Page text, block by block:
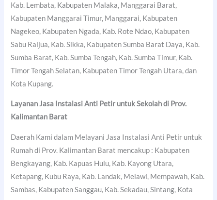
Kab. Lembata, Kabupaten Malaka, Manggarai Barat,
Kabupaten Manggarai Timur, Manggarai, Kabupaten
Nagekeo, Kabupaten Ngada, Kab. Rote Ndao, Kabupaten
Sabu Raijua, Kab. Sikka, Kabupaten Sumba Barat Daya, Kab.
Sumba Barat, Kab. Sumba Tengah, Kab. Sumba Timur, Kab.
Timor Tengah Selatan, Kabupaten Timor Tengah Utara, dan
Kota Kupang.
Layanan Jasa Instalasi Anti Petir untuk Sekolah di Prov.
Kalimantan Barat
Daerah Kami dalam Melayani Jasa Instalasi Anti Petir untuk
Rumah di Prov. Kalimantan Barat mencakup : Kabupaten
Bengkayang, Kab. Kapuas Hulu, Kab. Kayong Utara,
Ketapang, Kubu Raya, Kab. Landak, Melawi, Mempawah, Kab.
Sambas, Kabupaten Sanggau, Kab. Sekadau, Sintang, Kota